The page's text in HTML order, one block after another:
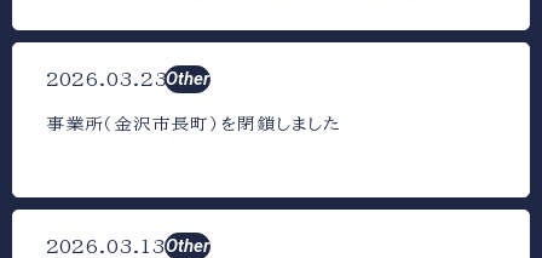
2026.03.23Other
事業所（金沢市長町）を閉鎖しました
2026.03.13Other